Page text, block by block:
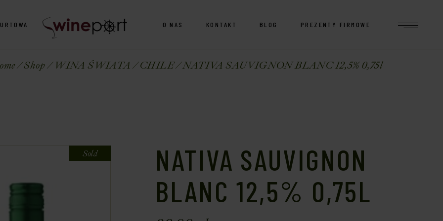
O NAS KONTAKT BLOG PREZENTY FIRMOWE
Shop WINA ŚWIATA CHILE NATIVA SAUVIGNON BLANC 12,5% 0,75l
Sold
NATIVA SAUVIGNON
BLANC 12,5% 0,75L